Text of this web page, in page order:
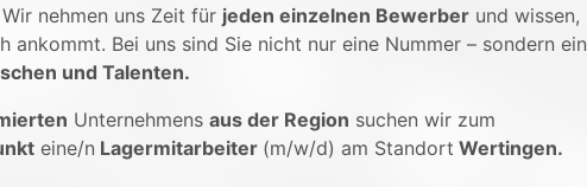
nehmen uns Zeit für jeden einzelnen Bewerber und wissen,
Bei uns sind Sie nicht nur eine Nummer – sondern ein
und Talenten.
Unternehmens aus der Region suchen wir zum
eine/n Lagermitarbeiter (m/w/d) am Standort Wertingen.